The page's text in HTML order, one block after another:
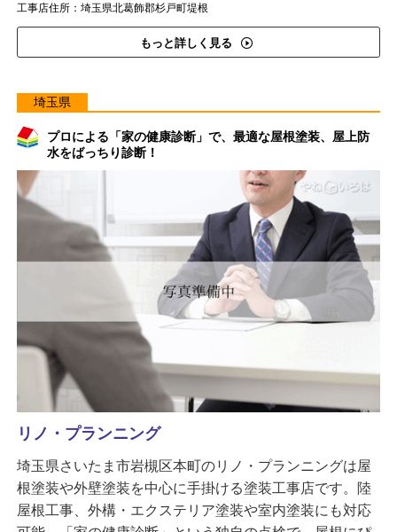
工事店住所：埼玉県北葛飾郡杉戸町堤根
もっと詳しく見る
埼玉県
プロによる「家の健康診断」で、最適な屋根塗装、屋上防
水をばっちり診断！
リノ・プランニング
埼玉県さいたま市岩槻区本町のリノ・プランニングは屋
根塗装や外壁塗装を中心に手掛ける塗装工事店です。陸
屋根工事、外構・エクステリア塗装や室内塗装にも対応